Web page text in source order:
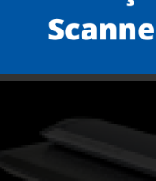
compartilhe!